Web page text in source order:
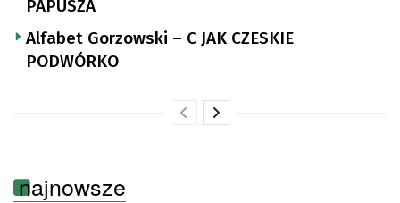
PAPUSZA
Alfabet Gorzowski – C JAK CZESKIE
PODWÓRKO
najnowsze